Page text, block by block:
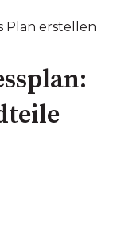
Plan erstellen